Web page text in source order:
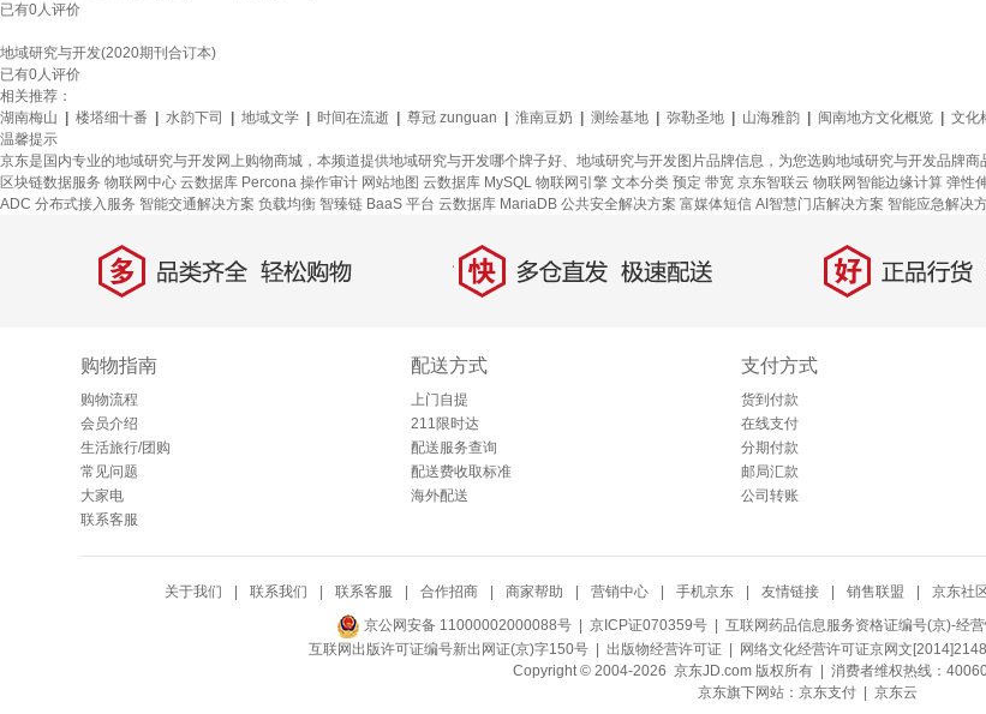
已有0人评价
地域研究与开发(2020期刊合订本)
已有0人评价
相关推荐：
湖南梅山
楼塔细十番 水韵下司 地域文学 时间在流逝 尊冠 zunguan 淮南豆奶 测绘基地 弥勒圣地 山海雅韵 闽南地方文化概览
文化
温馨提示
京东是国内专业的地域研究与开发网上购物商城，本频道提供地域研究与开发哪个牌子好、地域研究与开发图片品牌信息，为您选购地域研究与开发品牌
区块链数据服务 物联网中心 云数据库 Percona 操作审计 网站地图 云数据库 MySQL 物联网引擎 文本分类 预定 带宽 京东智联云 物联网智能边缘计算 弹性
ADC 分布式接入服务 智能交通解决方案 负载均衡 智臻链 BaaS 平台 云数据库 MariaDB 公共安全解决方案 富媒体短信 AI智慧门店解决方案 智能应急解决
多 品类齐全，轻松购物 快 多仓直发，极速配送 好 正品行货，
购物指南
购物流程
会员介绍
生活旅行/团购
常见问题
大家电
联系客服
配送方式
上门自提
211限时达
配送服务查询
配送费收取标准
海外配送
支付方式
货到付款
在线支付
分期付款
邮局汇款
公司转账
关于我们 联系我们 联系客服 合作招商 商家帮助 营销中心 手机京东 友情链接 销售联盟 京东社
京公网安备 11000002000088号 | 京ICP证070359号 | 互联网药品信息服务资格证编号(京)-经
互联网出版许可证编号新出网证(京)字150号 | 出版物经营许可证| 网络文化经营许可证京网文
Copyright © 2004-2026 京东JD.com 版权所有 | 消费者维权热线：
京东旗下网站： 京东支付| 京东云